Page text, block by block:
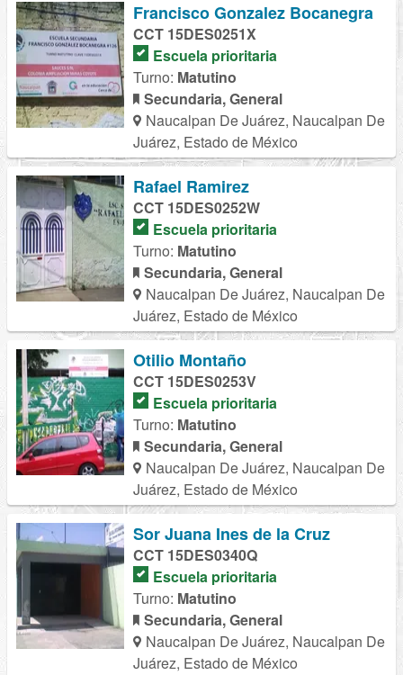
Francisco Gonzalez Bocanegra
CCT 15DES0251X
Escuela prioritaria
Turno: Matutino
Secundaria, General
Naucalpan De Juárez, Naucalpan De
Juárez, Estado de México
Rafael Ramirez
CCT 15DES0252W
Escuela prioritaria
Turno: Matutino
Secundaria, General
Naucalpan De Juárez, Naucalpan De
Juárez, Estado de México
Otilio Montaño
CCT 15DES0253V
Escuela prioritaria
Turno: Matutino
Secundaria, General
Naucalpan De Juárez, Naucalpan De
Juárez, Estado de México
Sor Juana Ines de la Cruz
CCT 15DES0340Q
Escuela prioritaria
Turno: Matutino
Secundaria, General
Naucalpan De Juárez, Naucalpan De
Juárez, Estado de México